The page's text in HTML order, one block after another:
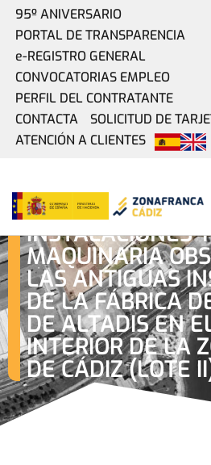
95º ANIVERSARIO
PORTAL DE TRANSPARENCIA
e-REGISTRO GENERAL
CONVOCATORIAS EMPLEO
PERFIL DEL CONTRATANTE
CONTACTA
SOLICITUD DE
ATENCIÓN A CLIENTES
MERCADO PARA LA
ENAJENACIÓN DE
INSTALACIONES Y
MAQUINARIA
LAS ANTIGUAS
DE LA FÁBRICA
DE ALTADIS EN
INTERIOR DE LA
DE CÁDIZ (LOTE